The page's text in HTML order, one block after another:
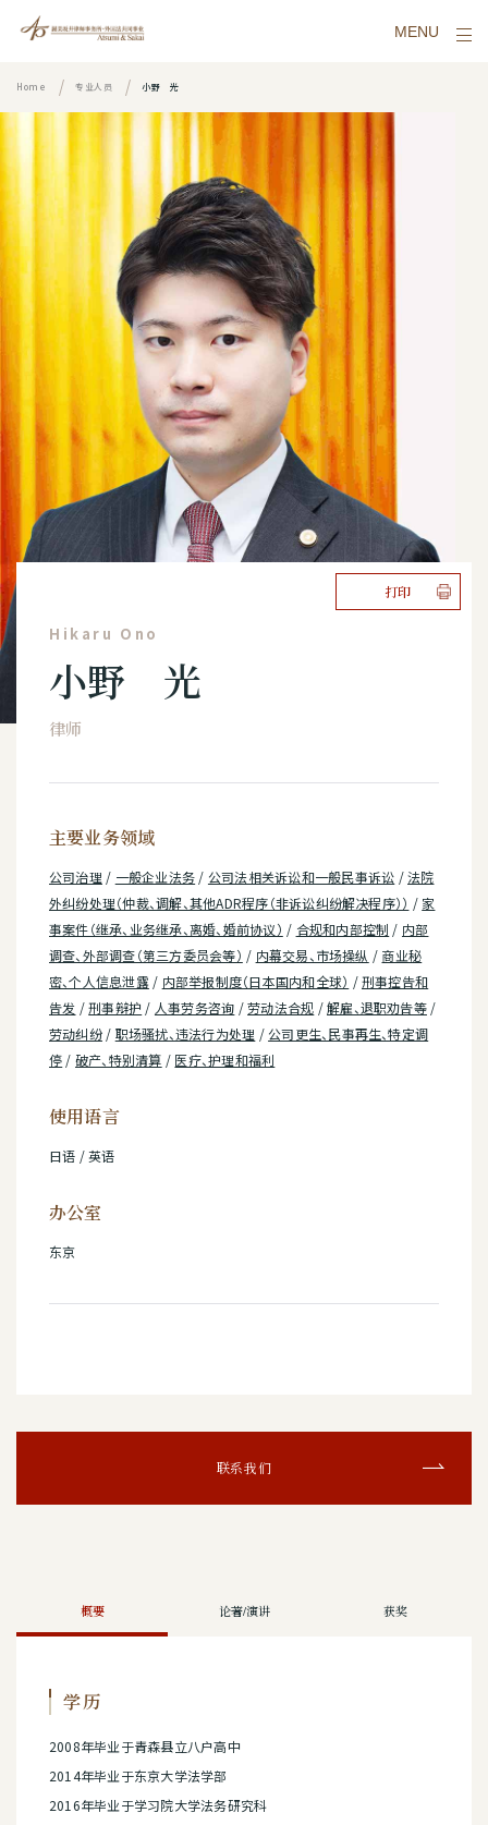
MENU
Home 专业人员 小野 光
打印
Hikaru Ono
小野 光
律师
主要业务领域
公司治理 / 一般企业法务 / 公司法相关诉讼和一般民事诉讼 /法院
外纠纷处理（仲裁、调解、其他ADR程序（非诉讼纠纷解决程序）） / 家
事案件（继承、业务继承、离婚、婚前协议） / 合规和内部控制 / 内部
调查、外部调查（第三方委员会等） / 内幕交易、市场操纵 / 商业秘
密、个人信息泄露/ 内部举报制度（日本国内和全球） /刑事控告和
告发 /刑事辩护 / 人事劳务咨询 /劳动法合规 /解雇、退职劝告等/
劳动纠纷/ 职场骚扰、违法行为处理 / 公司更生、民事再生、特定调
停 / 破产、特别清算 / 医疗、护理和福利
使用语言
日语 / 英语
办公室
东京
联系我们
概要 论著/演讲 获奖
学历
2008年毕业于青森县立八户高中
2014年毕业于东京大学法学部
2016年毕业于学习院大学法务研究科